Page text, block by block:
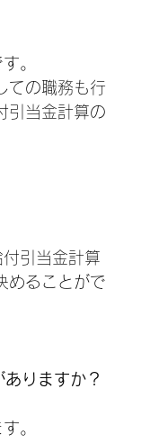
。
ての職務も行
引当金計算の
引当金計算
めることがで
りますか？
。